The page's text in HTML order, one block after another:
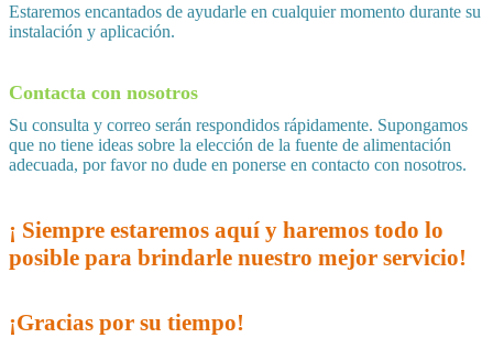
Estaremos encantados de ayudarle en cualquier momento durante su
instalación y aplicación.
Contacta con nosotros
Su consulta y correo serán respondidos rápidamente. Supongamos
que no tiene ideas sobre la elección de la fuente de alimentación
adecuada, por favor no dude en ponerse en contacto con nosotros.
¡ Siempre estaremos aquí y haremos todo lo
posible para brindarle nuestro mejor servicio!
¡Gracias por su tiempo!